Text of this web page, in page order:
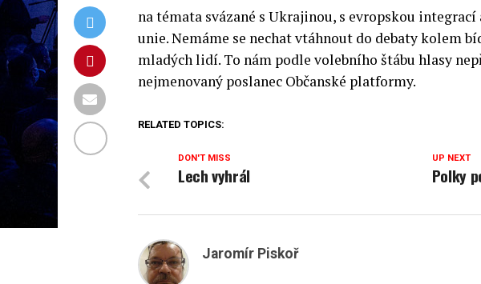
na témata svázané s Ukrajinou, s evropskou
unie. Nemáme se nechat vtáhnout do debaty kolem
mladých lidí. To nám podle volebního štábu hlasy
nejmenovaný poslanec Občanské platformy.
RELATED TOPICS:
UP NEXT
Polky
DON'T MISS
Lech vyhrál
Jaromír Piskoř